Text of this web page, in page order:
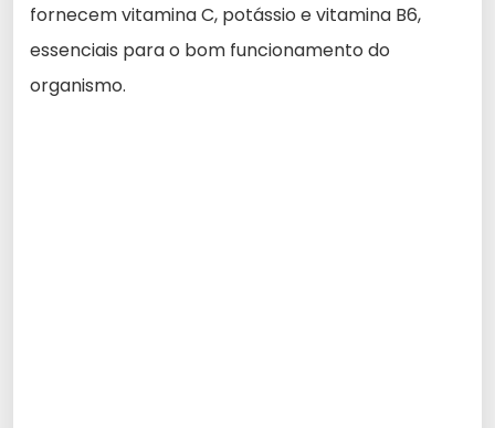
fornecem vitamina C, potássio e vitamina B6,
essenciais para o bom funcionamento do
organismo.